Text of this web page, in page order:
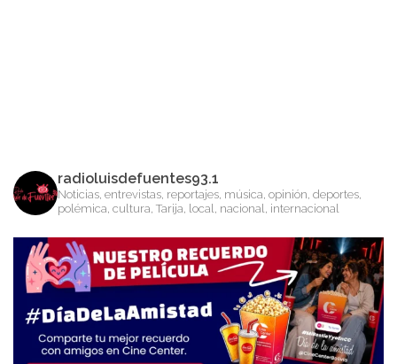
radioluisdefuentes93.1
Noticias, entrevistas, reportajes, música, opinión, deportes,
polémica, cultura, Tarija, local, nacional, internacional